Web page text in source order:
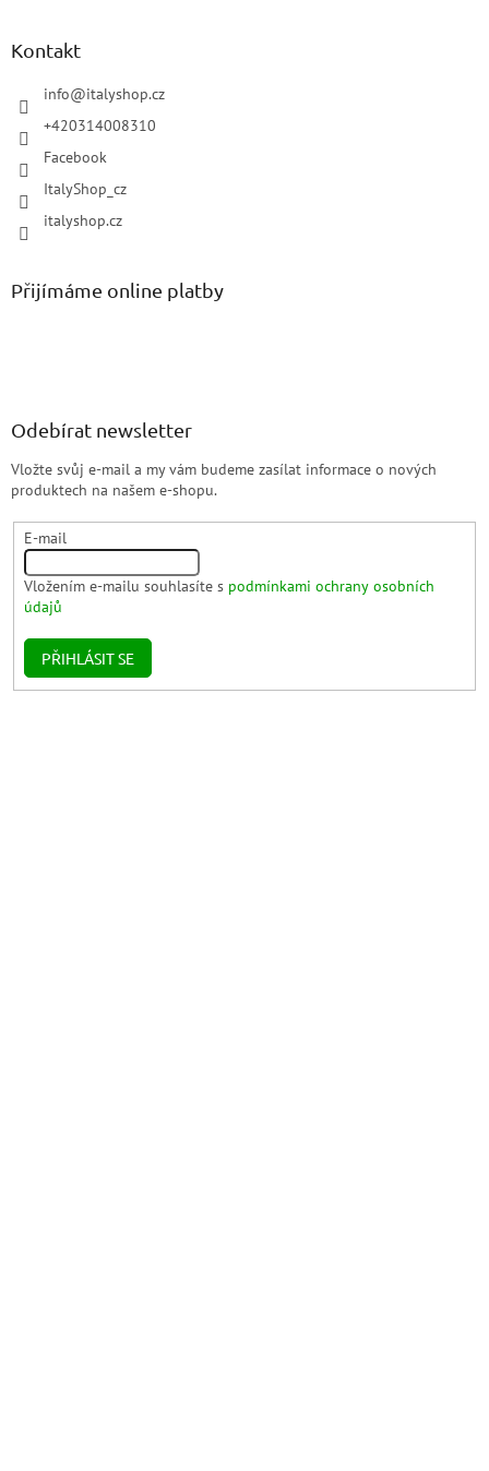
Kontakt
info@italyshop.cz
+420314008310
Facebook
ItalyShop_cz
italyshop.cz
Přijímáme online platby
Odebírat newsletter
Vložte svůj e-mail a my vám budeme zasílat informace o nových
produktech na našem e-shopu.
E-mail
Vložením e-mailu souhlasíte s podmínkami ochrany osobních
údajů
PŘIHLÁSIT SE